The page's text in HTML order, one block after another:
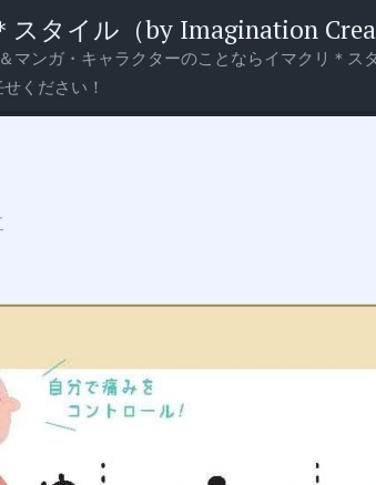
スタイル（by Imagination
マンガ・キャラクターのことならイマクリ＊
ください！